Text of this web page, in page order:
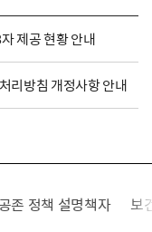
제공 현황 안내
리방침 개정사항 안내
존 정책 설명책자 보